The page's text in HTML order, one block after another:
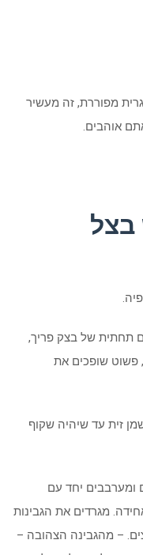
ג' גבינה בולגרית מפוררת, זה מעשיר
אוהבים.
בצל
תחתית של בצק פריך,
פשוט שופכים את
זית עד שיהיה שקוף
ומערבבים יחד עם
מגרדים את הגבינות
– מהגבינה הצהובה –